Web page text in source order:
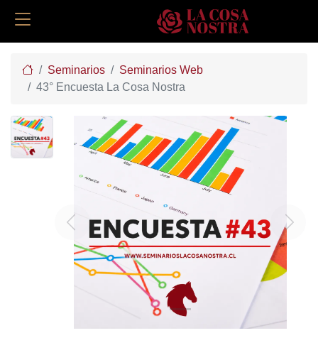
HomeSeminarios
Seminarios Web
43° Encuesta La Cosa Nostra
Previous Next